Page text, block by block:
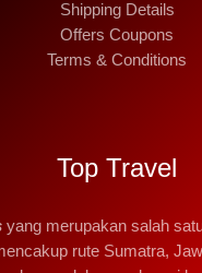
Shipping Details
Offers Coupons
Terms & Conditions
Top Travel
yang merupakan salah
rute Sumatra,